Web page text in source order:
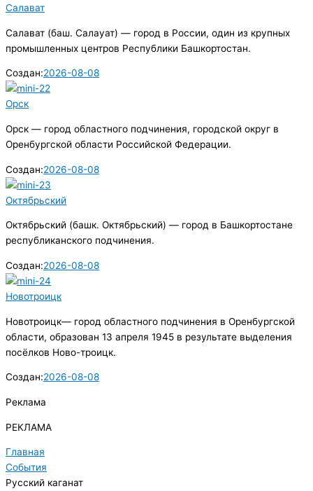
Салават
Салават (баш. Салауат) — город в России, один из крупных
промышленных центров Республики Башкортостан.
Создан:2026-08-08
Орск
Орск — город областного подчинения, городской округ в
Оренбургской области Российской Федерации.
Создан:2026-08-08
Октябрьский
Октябрьский (башк. Октябрьский) — город в Башкортостане
республиканского подчинения.
Создан:2026-08-08
Новотроицк
Новотроицк— город областного подчинения в Оренбургской
области, образован 13 апреля 1945 в результате выделения
посёлков Ново-троицк.
Создан:2026-08-08
Реклама
РЕКЛАМА
Главная
События
Русский каганат